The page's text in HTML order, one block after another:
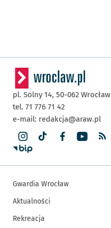
pl. Solny 14, 50-062 Wrocław
tel. 71 776 71 42
e-mail: redakcja@araw.pl
Gwardia Wrocław
Aktualności
Rekreacja